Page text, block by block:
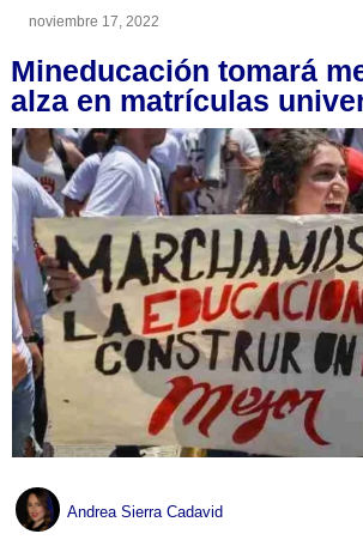
noviembre 17, 2022
Mineducación tomará
alza en matrículas
Andrea Sierra Cadavid